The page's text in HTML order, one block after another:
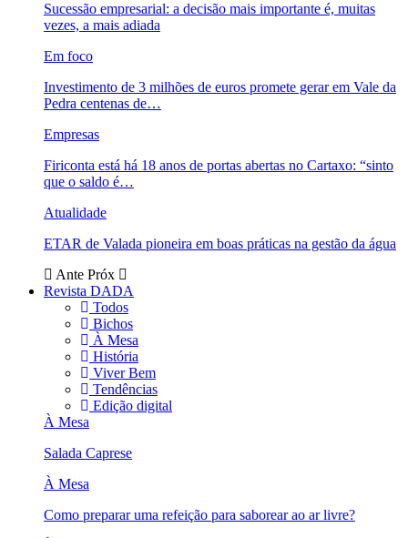
Sucessão empresarial: a decisão mais importante é, muitas
vezes, a mais adiada
Em foco
Investimento de 3 milhões de euros promete gerar em Vale da
Pedra centenas de…
Empresas
Firiconta está há 18 anos de portas abertas no Cartaxo: “sinto
que o saldo é…
Atualidade
ETAR de Valada pioneira em boas práticas na gestão da água
Ante Próx
Revista DADA
Todos
Bichos
À Mesa
História
Viver Bem
Tendências
Edição digital
À Mesa
Salada Caprese
À Mesa
Como preparar uma refeição para saborear ao ar livre?